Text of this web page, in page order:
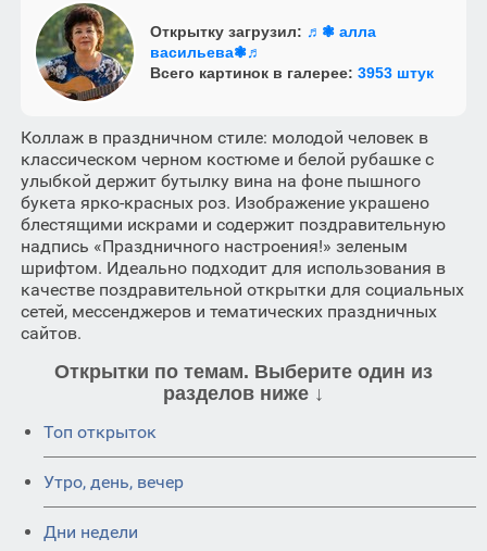
Открытку загрузил: ♬❃ алла
васильева❃♬
Всего картинок в галерее: 3953 штук
Коллаж в праздничном стиле: молодой человек в
классическом черном костюме и белой рубашке с
улыбкой держит бутылку вина на фоне пышного
букета ярко-красных роз. Изображение украшено
блестящими искрами и содержит поздравительную
надпись «Праздничного настроения!» зеленым
шрифтом. Идеально подходит для использования в
качестве поздравительной открытки для социальных
сетей, мессенджеров и тематических праздничных
сайтов.
Открытки по темам. Выберите один из
разделов ниже ↓
Топ открыток
Утро, день, вечер
Дни недели